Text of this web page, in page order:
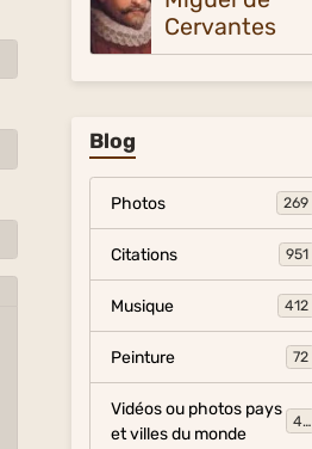
Cervantes
Blog
Photos 269
Citations 951
Musique 412
Peinture 72
Vidéos ou photos pays
et villes du monde
454